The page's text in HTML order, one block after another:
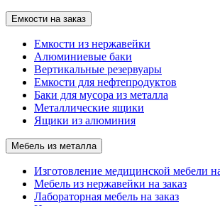
Емкости на заказ
Емкости из нержавейки
Алюминиевые баки
Вертикальные резервуары
Емкости для нефтепродуктов
Баки для мусора из металла
Металлические ящики
Ящики из алюминия
Мебель из металла
Изготовление медицинской мебели
Мебель из нержавейки на заказ
Лабораторная мебель на заказ